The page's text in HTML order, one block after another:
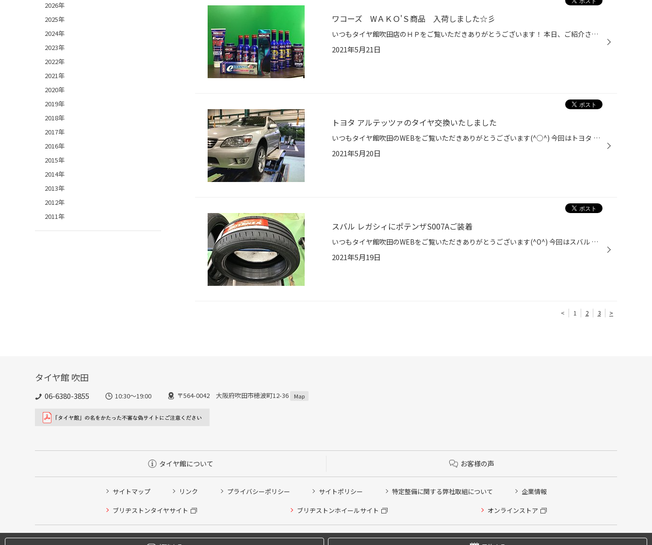
ワコーズ WＡＫＯ'Ｓ商品 入荷しました☆彡
いつもタイヤ館吹田店のＨＰをご覧いただきありがとうございます！ 本日、ご紹介させて頂きます商品はワコーズ WＡＫＯ'Ｓ商品 入荷しました♪ ＷＡＫＯ'Ｓさんの添加剤シリーズのお問い合わせが多かったので一部ご紹介です☆ CORE503☆プレミアムパワー☆フューエルワン☆クイックリフレッシュ☆スーパー...
2021年5月21日
トヨタ アルテッツァのタイヤ交換いたしました
いつもタイヤ館吹田のWEBをご覧いただきありがとうございます(^○^) 今回はトヨタ アルテッツァのタイヤ交換を実施いたしました(*'▽') 最初はタイヤにねじが刺さっていたためご来店 貫通はしていませんでしたが年数も長くお使いだったのでご交換 をご用命いただきました(^^♪ 今回はブリヂストングル...
2021年5月20日
スバル レガシィにポテンザS007Aご装着
いつもタイヤ館吹田のWEBをご覧いただきありがとうございます(^O^) 今回はスバル レガシィのタイヤ交換をさせていただきました タイトルのとおりですがタイヤはポテンザS007Aをご準備 先代モデルのS001よりもグリップ力もアップしています(^O^) これまでご装着のレグノからの交換です(^^♪ この度は...
2021年5月19日
< 1 2 3 >
2026年
2025年
2024年
2023年
2022年
2021年
2020年
2019年
2018年
2017年
2016年
2015年
2014年
2013年
2012年
2011年
タイヤ館 吹田
06-6380-3855 10:30～19:00 〒564-0042 大阪府吹田市穂波町12-36 Map
タイヤ館について お客様の声
サイトマップ リンク プライバシーポリシー サイトポリシー 特定整備に関する弊社取組について 企業情報
ブリヂストンタイヤサイト ブリヂストンホイールサイト オンラインストア
タイヤ点検・安全点検/タイヤ履き替え/オイル交換/その他ピット作業の予約
クローク契約会員専用タイヤ履き替え※タイヤ履き替えを希望のクローク契約会員の方はこちらを選択ください
本日のタイヤ履き替え順番待ち予約 ※クローク契約会員の方はご利用いただけません